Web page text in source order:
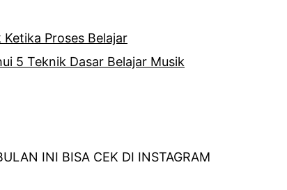
Proses Belajar
5 Teknik Dasar Belajar Musik
INI BISA CEK DI INSTAGRAM